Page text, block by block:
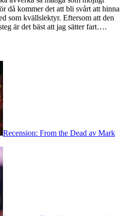
då kommer det att bli svårt att hinna
som kvällslektyr. Eftersom att den
är det bäst att jag sätter fart….
Recension: From the Dead av Mark